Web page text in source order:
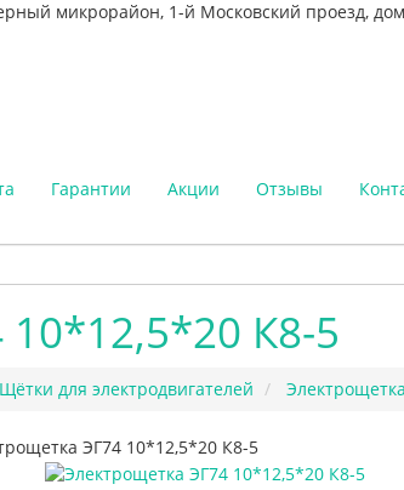
микрорайон, 1-й Московский проезд,
Гарантии Акции Отзывы
10*12,5*20 К8-5
Щётки для электродвигателей
ЭГ74 10*12,5*20 К8-5